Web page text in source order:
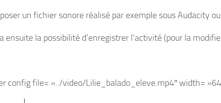
un fichier sonore réalisé par exemple sous Audacity
ensuite la possibilité d’enregistrer l’activité (pour la
config file= »../video/Lilie_balado_eleve.mp4″ width=